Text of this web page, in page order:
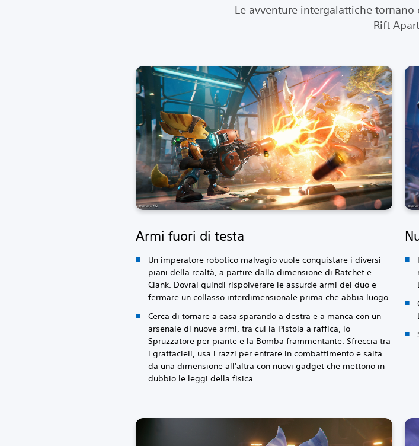
Le avventure intergalattiche
Rift
Armi fuori di testa
Un imperatore robotico malvagio vuole conquistare i diversi
piani della realtà, a partire dalla dimensione di Ratchet e
Clank. Dovrai quindi rispolverare le assurde armi del duo e
fermare un collasso interdimensionale prima che abbia luogo.
Cerca di tornare a casa sparando a destra e a manca con un
arsenale di nuove armi, tra cui la Pistola a raffica, lo
Spruzzatore per piante e la Bomba frammentante. Sfreccia tra
i grattacieli, usa i razzi per entrare in combattimento e salta
da una dimensione all'altra con nuovi gadget che mettono in
dubbio le leggi della fisica.